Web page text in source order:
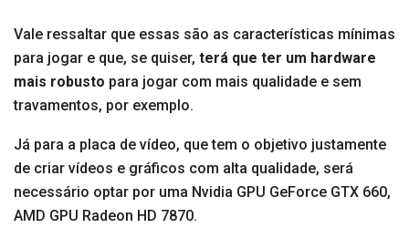
Vale ressaltar que essas são as características mínimas
para jogar e que, se quiser, terá que ter um hardware
mais robusto para jogar com mais qualidade e sem
travamentos, por exemplo.
Já para a placa de vídeo, que tem o objetivo justamente
de criar vídeos e gráficos com alta qualidade, será
necessário optar por uma Nvidia GPU GeForce GTX 660,
AMD GPU Radeon HD 7870.